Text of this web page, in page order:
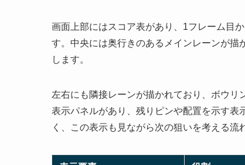
画面上部にはスコア表があり、1フレーム目
す。中央には奥行きのあるメインレーンが
します。
左右にも隣接レーンが描かれており、ボウ
表示パネルがあり、残りピンや配置を示す表
く、この表示も見ながら次の狙いを考える流